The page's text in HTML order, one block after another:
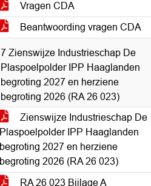
Vragen CDA
Beantwoording vragen CDA
7 Zienswijze Industrieschap De
Plaspoelpolder IPP Haaglanden
begroting 2027 en herziene
begroting 2026 (RA 26 023)
Zienswijze Industrieschap De
Plaspoelpolder IPP Haaglanden
begroting 2027 en herziene
begroting 2026 (RA 26 023)
RA 26 023 Bijlage A